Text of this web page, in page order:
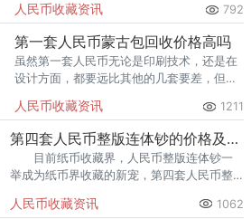
人民币收藏资讯 792
第一套人民币蒙古包回收价格高吗
虽然第一套人民币无论是印刷技术，还是在
设计方面，都要远比其他的几套要差，但是
人民币收藏资讯 1211
第四套人民币整版连体钞的价格及鉴定技巧
目前纸币收藏界，人民币整版连体钞一
举成为纸币界收藏的新宠，第四套人民币整
掀起了一起收藏纸币的狂潮。那么第四套人
人民币收藏资讯 1062